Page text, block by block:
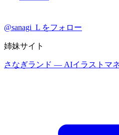
@sanagi_L をフォロー
姉妹サイト
さなぎランド — AIイラストマ